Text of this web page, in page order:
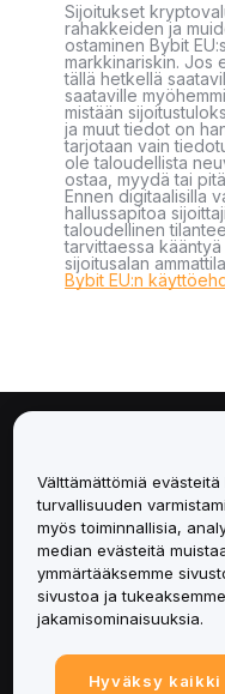
Sijoitukset
rahakkeiden ja
ostaminen Bybit
markkinariskin. Jos
tällä hetkellä
saataville
mistään
ja muut tiedot on
tarjotaan vain
ole taloudellista
ostaa, myydä tai
Ennen digitaalisilla
hallussapitoa
taloudellinen
tarvittaessa
sijoitusalan
Bybit EU:n
Palvelut
Tuki
Tuotteet
Lakiasiat
Välttämättömiä
turvallisuuden
myös toiminnallisia,
median evästeitä
ymmärtääksemme
sivustoa ja
jakamisominaisuuksia.
Hyväksy kaikki